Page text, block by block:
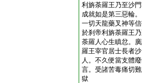
利旃荼羅王乃至沙
成就如是第三惡輪
一切天龍藥叉神等
於刹帝利旃荼羅王
荼羅人心生瞋忿。
羅王宰官居士長者
人。不久便當支體
言。受諸苦毒痛切
獄